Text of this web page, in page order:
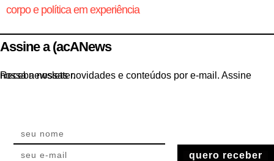
corpo e política em experiência
Assine a (acANews
Receba nossas novidades e conteúdos por e-mail. Assine nossa newsletter.
quero receber